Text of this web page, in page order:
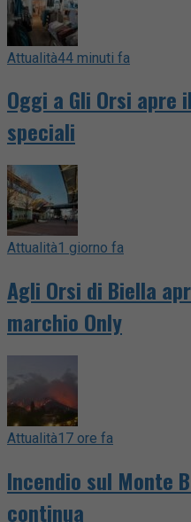
Attualità44 minuti fa
Oggi a Gli Orsi apre
speciali
Attualità1 giorno fa
Agli Orsi di Biella
marchio Only
Attualità17 ore fa
Incendio sul Monte
continua